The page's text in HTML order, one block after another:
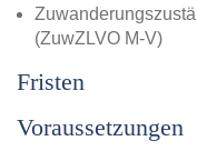
(ZuwZLVO M-V)
Fristen
Voraussetzungen